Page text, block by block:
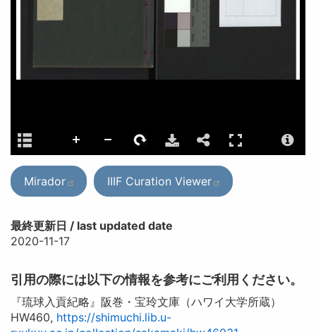
Mirador IIIF Curation Viewer
最終更新日 / last updated date
2020-11-17
引用の際には以下の情報を参考にご利用ください。
『琉球入貢紀略』阪巻・宝玲文庫（ハワイ大学所蔵）
HW460, https://shimuchi.lib.u-